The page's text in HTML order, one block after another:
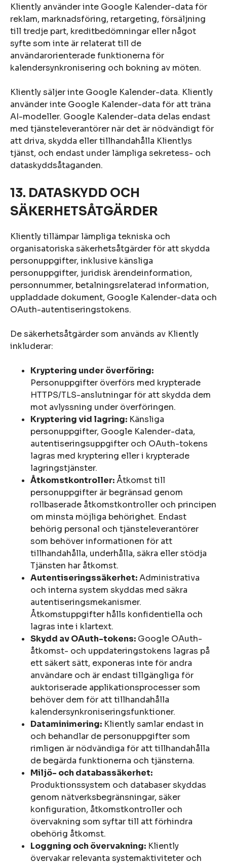
Kliently använder inte Google Kalender-data för
reklam, marknadsföring, retargeting, försäljning
till tredje part, kreditbedömningar eller något
syfte som inte är relaterat till de
användarorienterade funktionerna för
kalendersynkronisering och bokning av möten.
Kliently säljer inte Google Kalender-data. Kliently
använder inte Google Kalender-data för att träna
AI-modeller. Google Kalender-data delas endast
med tjänsteleverantörer när det är nödvändigt för
att driva, skydda eller tillhandahålla Klientlys
tjänst, och endast under lämpliga sekretess- och
dataskyddsåtaganden.
13. DATASKYDD OCH
SÄKERHETSÅTGÄRDER
Kliently tillämpar lämpliga tekniska och
organisatoriska säkerhetsåtgärder för att skydda
personuppgifter, inklusive känsliga
personuppgifter, juridisk ärendeinformation,
personnummer, betalningsrelaterad information,
uppladdade dokument, Google Kalender-data och
OAuth-autentiseringstokens.
De säkerhetsåtgärder som används av Kliently
inkluderar:
Kryptering under överföring:
Personuppgifter överförs med krypterade
HTTPS/TLS-anslutningar för att skydda dem
mot avlyssning under överföringen.
Kryptering vid lagring: Känsliga
personuppgifter, Google Kalender-data,
autentiseringsuppgifter och OAuth-tokens
lagras med kryptering eller i krypterade
lagringstjänster.
Åtkomstkontroller:Åtkomst till
personuppgifter är begränsad genom
rollbaserade åtkomstkontroller och principen
om minsta möjliga behörighet. Endast
behörig personal och tjänsteleverantörer
som behöver informationen för att
tillhandahålla, underhålla, säkra eller stödja
Tjänsten har åtkomst.
Autentiseringssäkerhet:Administrativa
och interna system skyddas med säkra
autentiseringsmekanismer.
Åtkomstuppgifter hålls konfidentiella och
lagras inte i klartext.
Skydd av OAuth-tokens: Google OAuth-
åtkomst- och uppdateringstokens lagras på
ett säkert sätt, exponeras inte för andra
användare och är endast tillgängliga för
auktoriserade applikationsprocesser som
behöver dem för att tillhandahålla
kalendersynkroniseringsfunktioner.
Dataminimering: Kliently samlar endast in
och behandlar de personuppgifter som
rimligen är nödvändiga för att tillhandahålla
de begärda funktionerna och tjänsterna.
Miljö- och databassäkerhet:
Produktionssystem och databaser skyddas
genom nätverksbegränsningar, säker
konfiguration, åtkomstkontroller och
övervakning som syftar till att förhindra
obehörig åtkomst.
Loggning och övervakning: Kliently
övervakar relevanta systemaktiviteter och